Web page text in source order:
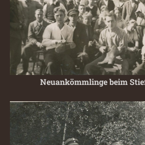
Neuankömmlinge beim